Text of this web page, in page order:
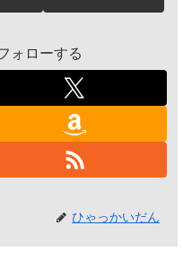
ォローする
ひゃっかいだん